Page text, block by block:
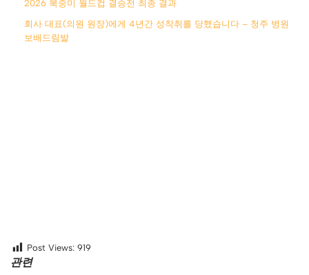
2026 북중미 월드컵 결승전 최종 결과
회사 대표(의원 원장)에게 4년간 성착취를 당했습니다 – 청주 병원
보배드림발
Post Views: 919
관련